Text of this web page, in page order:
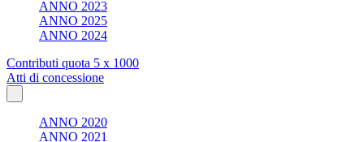
ANNO 2023
ANNO 2025
ANNO 2024
Contributi quota 5 x 1000
Atti di concessione
ANNO 2020
ANNO 2021